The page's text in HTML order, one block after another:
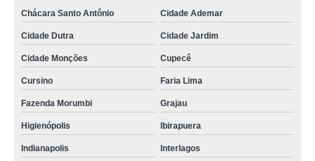
kit lanchinho para festa infantil preço Vila Lusitania
kits doce para festa infantil Chácara Santo Antônio
kit para festa infantil preço Nova Piraju
encomendar kit lanche para festa infantil Cambuci
kit lanche para festa infantil preço Jardim da Saúde
kits lanchinho para festa infantil Vila Clementina
quem faz kit festa de aniversário infantil República
Chácara Santo Antônio Cidade Ademar
Cidade Dutra Cidade Jardim
Cidade Monções Cupecê
Cursino Faria Lima
Fazenda Morumbi Grajau
Higienópolis Ibirapuera
Indianapolis Interlagos